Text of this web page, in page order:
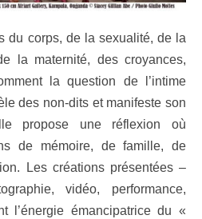
du corps, de la sexualité, de la
la maternité, des croyances,
la question de l’intime
des non-dits et manifeste son
propose une réflexion où
de mémoire, de famille, de
Les créations présentées –
vidéo, performance,
l’énergie émancipatrice du «